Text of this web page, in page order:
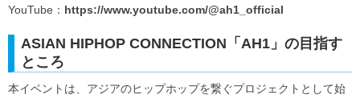
YouTube： https://www.youtube.com/@ah1_official
ASIAN HIPHOP CONNECTION「AH1」の目指す
ところ
本イベントは、アジアのヒップホップを繋ぐプロジェクトとして始